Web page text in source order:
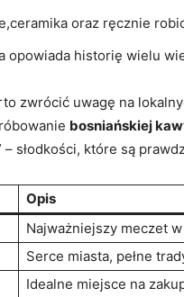
oraz ręcznie‍
opowiada ‌historię wielu
zwrócić uwagę na
bosniańskiej​
słodkości, które ⁤są
Opis
Najważniejszy meczet
Serce miasta, pełne
Idealne miejsce na